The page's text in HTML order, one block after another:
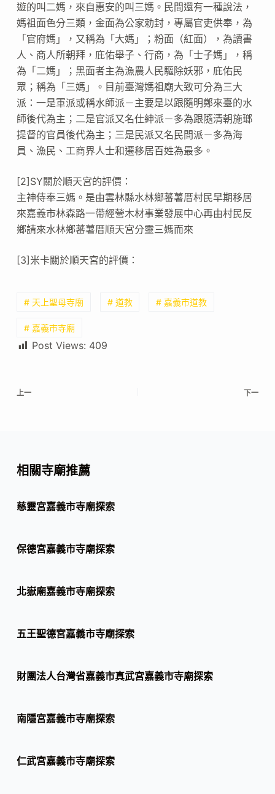
遊的叫二媽，來自惠安的叫三媽。民間還有一種說法，
媽祖面色分三類，金面為公家勅封，專屬官吏供奉，為
「官府媽」，又稱為「大媽」；粉面（紅面），為讀書
人、商人所朝拜，庇佑舉子、行商，為「士子媽」，稱
為「二媽」；黑面者主為漁農人民驅除妖邪，庇佑民
眾；稱為「三媽」。目前臺灣媽祖廟大致可分為三大
派：一是軍派或稱水師派－主要是以跟隨明鄭來臺的水
師後代為主；二是官派又名仕紳派－多為跟隨清朝施瑯
提督的官員後代為主；三是民派又名民間派－多為海
員、漁民、工商界人士和遷移居百姓為最多。
[2]SY關於順天宮的評價：
主神侍奉三媽。是由雲林縣水林鄉蕃薯厝村民早期移居
來嘉義市林森路一帶經營木材事業發展中心再由村民反
鄉請來水林鄉蕃薯厝順天宮分靈三媽而來
[3]米卡關於順天宮的評價：
# 天上聖母寺廟 # 道教 # 嘉義市道教
# 嘉義市寺廟
Post Views: 409
上一 下一
相關寺廟推薦
慈靈宮嘉義市寺廟探索
保德宮嘉義市寺廟探索
北嶽廟嘉義市寺廟探索
五王聖德宮嘉義市寺廟探索
財團法人台灣省嘉義市真武宮嘉義市寺廟探索
南隱宮嘉義市寺廟探索
仁武宮嘉義市寺廟探索